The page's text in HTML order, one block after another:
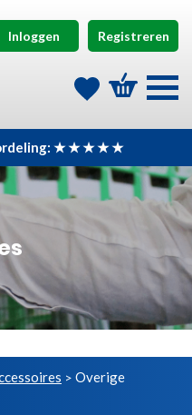
Inloggen Registreren
★ ★ ★ ★ ★
> Overige